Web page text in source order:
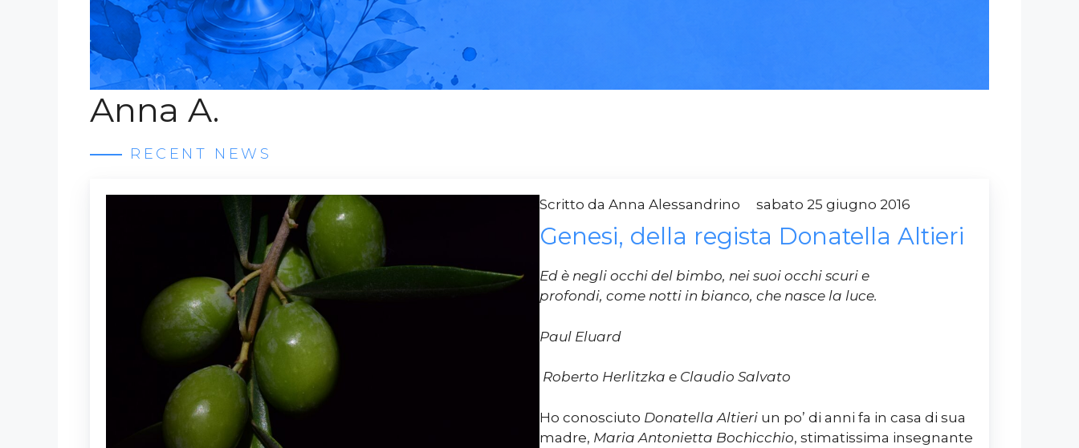
Anna A.
RECENT NEWS
Scritto da Anna Alessandrino sabato 25 giugno 2016
Genesi, della regista Donatella Altieri
Ed è negli occhi del bimbo, nei suoi occhi scuri e
profondi, come notti in bianco, che nasce la luce.
Paul Eluard
Roberto Herlitzka e Claudio Salvato
Ho conosciuto Donatella Altieri un po’ di anni fa in casa di sua
madre, Maria Antonietta Bochicchio, stimatissima insegnante